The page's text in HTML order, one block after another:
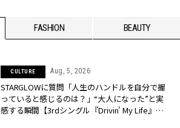
FASHION BEAUTY
CULTURE Aug, 5, 2026
STARGLOWに質問「人生のハンドルを自分で握
っていると感じるのは？」“大️人になった”と実
感する瞬間【3rdシングル『Drivin' My Life』発